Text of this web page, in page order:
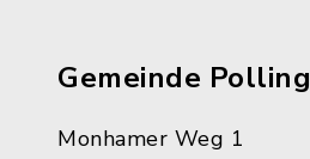
Gemeinde Polling
Monhamer Weg 1